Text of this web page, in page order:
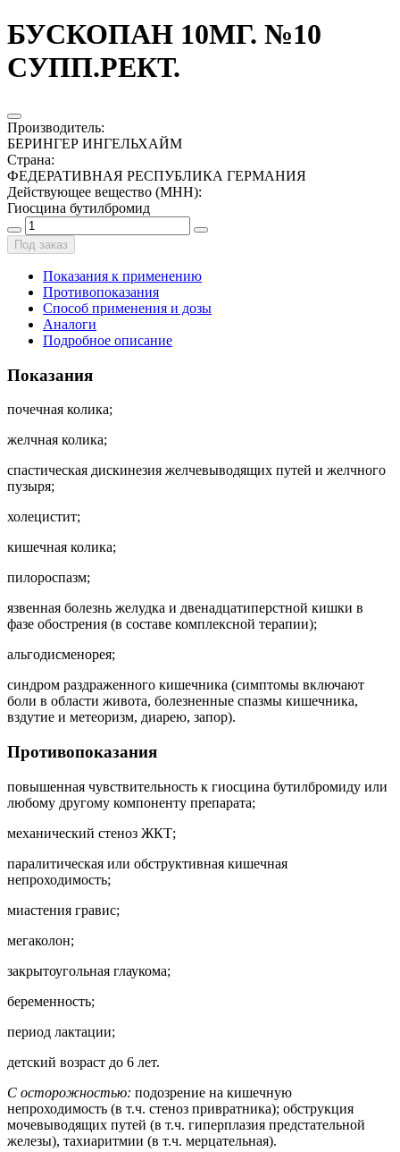
БУСКОПАН 10МГ. №10
СУПП.РЕКТ.
Производитель:
БЕРИНГЕР ИНГЕЛЬХАЙМ
Страна:
ФЕДЕРАТИВНАЯ РЕСПУБЛИКА ГЕРМАНИЯ
Действующее вещество (МНН):
Гиосцина бутилбромид
Под заказ
Показания к применению
Противопоказания
Способ применения и дозы
Аналоги
Подробное описание
Показания
почечная колика;
желчная колика;
спастическая дискинезия желчевыводящих путей и желчного
пузыря;
холецистит;
кишечная колика;
пилороспазм;
язвенная болезнь желудка и двенадцатиперстной кишки в
фазе обострения (в составе комплексной терапии);
альгодисменорея;
синдром раздраженного кишечника (симптомы включают
боли в области живота, болезненные спазмы кишечника,
вздутие и метеоризм, диарею, запор).
Противопоказания
повышенная чувствительность к гиосцина бутилбромиду или
любому другому компоненту препарата;
механический стеноз ЖКТ;
паралитическая или обструктивная кишечная
непроходимость;
миастения гравис;
мегаколон;
закрытоугольная глаукома;
беременность;
период лактации;
детский возраст до 6 лет.
С осторожностью: подозрение на кишечную
непроходимость (в т.ч. стеноз привратника); обструкция
мочевыводящих путей (в т.ч. гиперплазия предстательной
железы), тахиаритмии (в т.ч. мерцательная).